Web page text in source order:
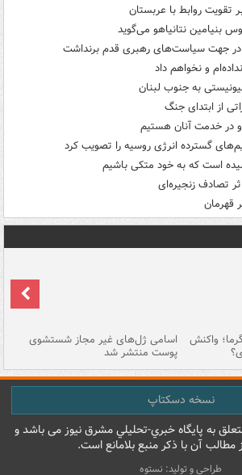
تقویت روابط با عربستان
بنیامین نتانیاهو می‌گوید
در جهت سیاست‌های رهبری قدم برنداشت
و نخواهم داد
به جنوب لبنان
و در خدمت آنان هستیم
گسترده انرژی روسیه را تصویب کرد
است که به خود متکی باشیم
قهرمان
واکنش اسامی ژل‌های غیر مجاز شستشوی
پوست منتشر شد
نسخه دسکتاپ
به پایگاه خبري-تحليلي مشرق نيوز می باشد و
مطالب آن با ذکر منبع بلامانع است.
طراحی و تولید: نستوه